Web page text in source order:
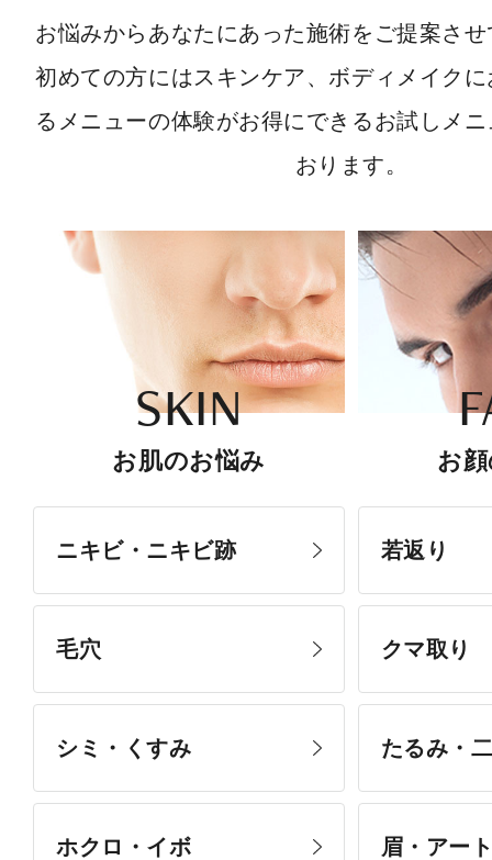
お悩みからあなたにあった施術をご提案さ
初めての方にはスキンケア、ボディメイク
るメニューの体験がお得にできるお試しメ
おります。
SKIN
お肌のお悩み
ニキビ・ニキビ跡
毛穴
シミ・くすみ
ホクロ・イボ
お
若返り
クマ取り
たるみ・
眉・アー